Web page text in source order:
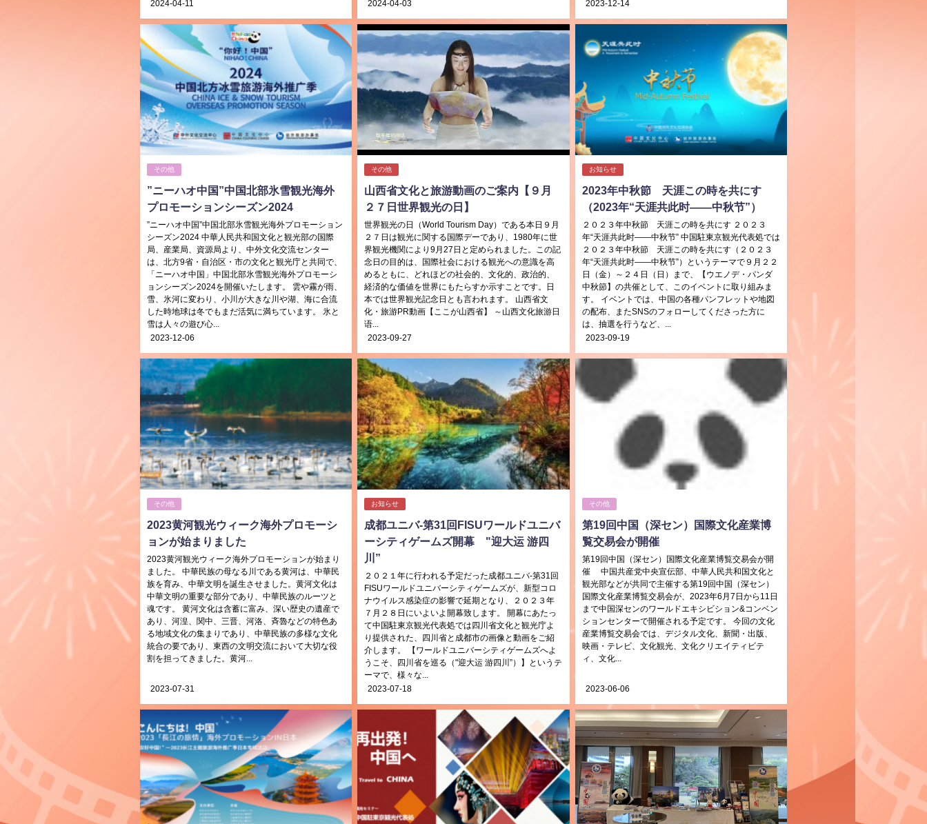
2024-04-11
2024-04-03
2023-12-14
その他
”ニーハオ中国”中国北部氷雪観光海外
プロモーションシーズン2024
”ニーハオ中国”中国北部氷雪観光海外プロモーション
シーズン2024 中華人民共和国文化と観光部の国際
局、産業局、資源局より、中外文化交流センター
は、北方9省・自治区・市の文化と観光庁と共同で、
「ニーハオ中国」中国北部氷雪観光海外プロモーシ
ョンシーズン2024を開催いたします。 雲や霧が雨、
雪、氷河に変わり、小川が大きな川や湖、海に合流
した時地球は冬でもまだ活気に満ちています。 氷と
雪は人々の遊び心...
2023-12-06
その他
山西省文化と旅游動画のご案内【９月
２７日世界観光の日】
世界観光の日（World Tourism Day）である本日９月
２７日は観光に関する国際デーであり、1980年に世
界観光機関により9月27日と定められました。この記
念日の目的は、国際社会における観光への意識を高
めるともに、どれほどの社会的、文化的、政治的、
経済的な価値を世界にもたらすか示すことです。日
本では世界観光記念日とも言われます。 山西省文
化・旅游PR動画【ここが山西省】 ～山西文化旅游日
语...
2023-09-27
お知らせ
2023年中秋節 天涯この時を共にす
（2023年“天涯共此时——中秋节”）
２０２３年中秋節 天涯この時を共にす ２０２３
年“天涯共此时——中秋节” 中国駐東京観光代表処では
２０２３年中秋節 天涯この時を共にす（２０２３
年“天涯共此时——中秋节”）というテーマで９月２２
日（金）～２４日（日）まで、【ウエノデ・パンダ
中秋節】の共催として、このイベントに取り組みま
す。 イベントでは、中国の各種パンフレットや地図
の配布、またSNSのフォローしてくださった方に
は、抽選を行うなど、...
2023-09-19
その他
2023黄河観光ウィーク海外プロモーシ
ョンが始まりました
2023黄河観光ウィーク海外プロモーションが始まり
ました。 中華民族の母なる川である黄河は、中華民
族を育み、中華文明を誕生させました。黄河文化は
中華文明の重要な部分であり、中華民族のルーツと
魂です。 黄河文化は含蓄に富み、深い歴史の遺産で
あり、河湟、関中、三晋、河洛、斉魯などの特色あ
る地域文化の集まりであり、中華民族の多様な文化
統合の要であり、東西の文明交流において大切な役
割を担ってきました。黄河...
2023-07-31
お知らせ
成都ユニバ-第31回FISUワールドユニバ
ーシティゲームズ開幕 "迎大运 游四
川”
２０２１年に行われる予定だった成都ユニバ-第31回
FISUワールドユニバーシティゲームズが、新型コロ
ナウイルス感染症の影響で延期となり、２０２３年
７月２８日にいよいよ開幕致します。 開幕にあたっ
て中国駐東京観光代表処では四川省文化と観光庁よ
り提供された、四川省と成都市の画像と動画をご紹
介します。 【ワールドユニバーシティゲームズへよ
うこそ、四川省を巡る（"迎大运 游四川”）】というテ
ーマで、様々な...
2023-07-18
その他
第19回中国（深セン）国際文化産業博
覧交易会が開催
第19回中国（深セン）国際文化産業博覧交易会が開
催 中国共産党中央宣伝部、中華人民共和国文化と
観光部などが共同で主催する第19回中国（深セン）
国際文化産業博覧交易会が、2023年6月7日から11日
まで中国深センのワールドエキシビション&コンベン
ションセンターで開催される予定です。 今回の文化
産業博覧交易会では、デジタル文化、新聞・出版、
映画・テレビ、文化観光、文化クリエイティビテ
ィ、文化...
2023-06-06